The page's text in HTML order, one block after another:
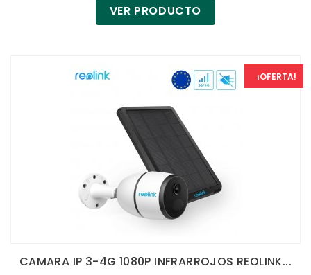
VER PRODUCTO
¡OFERTA!
CAMARA IP 3-4G 1080P INFRARROJOS REOLINK...